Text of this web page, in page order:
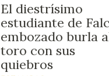
El diestrísimo
estudiante de
embozado burla
toro con sus
quiebros